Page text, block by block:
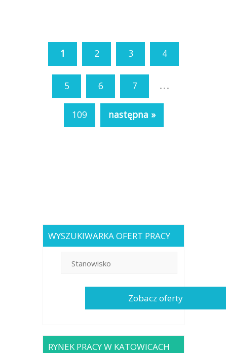
1 2 3 4
5 6 7 ...
109 następna »
WYSZUKIWARKA OFERT PRACY
RYNEK PRACY W KATOWICACH